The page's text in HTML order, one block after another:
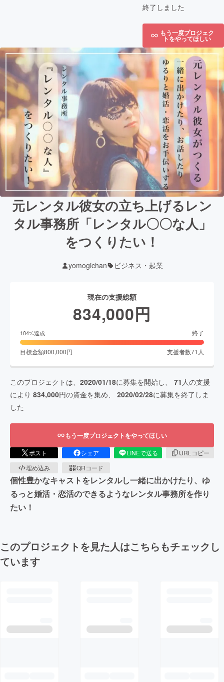
終了しました
もう一度プロジェク
トをやってほしい
元レンタル彼女の立ち上げるレン
タル事務所「レンタル〇〇な人」
をつくりたい！
yomogichan ビジネス・起業
現在の支援総額
834,000円
104%達成 終了
目標金額800,000円 支援者数71 人
このプロジェクトは、 2020/01/18に募集を開始し、 71 人の支援
により 834,000円の資金を集め、 2020/02/28に募集を終了しま
した
もう一度プロジェクトをやってほしい
ポスト シェア LINEで送る
URLコピー
埋め込み
QRコード
個性豊かなキャストをレンタルし一緒に出かけたり、ゆ
るっと婚活・恋活のできるようなレンタル事務所を作り
たい！
このプロジェクトを見た人はこちらもチェックし
ています